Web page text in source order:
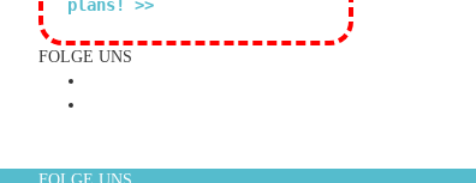
plans! >>
FOLGE UNS